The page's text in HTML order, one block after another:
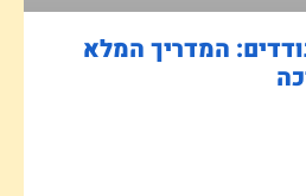
המדריך המלא